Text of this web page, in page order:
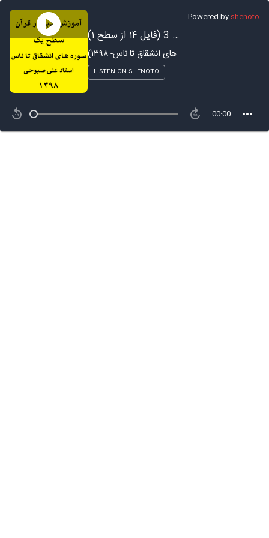
Powered byshenoto
آموزش تدبر در سوره اعلی - بخش 3 (فایل ۱۴ از سطح ۱)
آموزش تدبر در قرآن - ترم ۱ (سوره های انشقاق تا ناس- ۱۳۹۸)
LISTEN ON SHENOTO
00:00